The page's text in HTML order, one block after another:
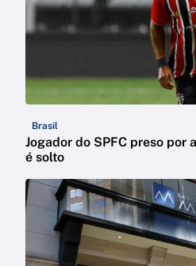
Brasil
Jogador do SPFC preso por
é solto